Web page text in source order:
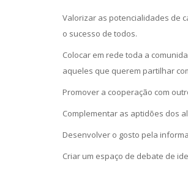
Valorizar as potencialidades de
o sucesso de todos.
Colocar em rede toda a
aqueles que querem partilhar
Promover a cooperação com
Complementar as aptidões dos
Desenvolver o gosto pela
Criar um espaço de debate de